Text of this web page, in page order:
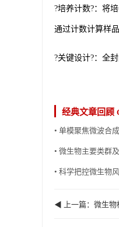
?培养计数?：将
通过计数计算样
?关键设计?：全
经典文章回顾
• 单模聚焦微波合
• 微生物主要类群
• 科学把控微生物
◀ 上一篇：微生物